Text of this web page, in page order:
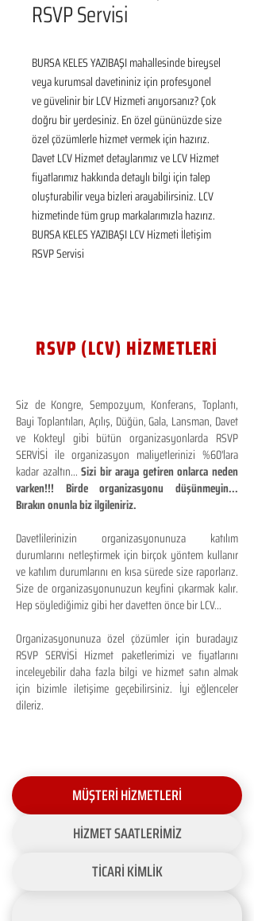
RSVP Servisi
BURSA KELES YAZIBAŞI mahallesinde bireysel
veya kurumsal davetininiz için profesyonel
ve güvelinir bir LCV Hizmeti arıyorsanız? Çok
doğru bir yerdesiniz. En özel gününüzde size
özel çözümlerle hizmet vermek için hazırız.
Davet LCV Hizmet detaylarımız ve LCV Hizmet
fiyatlarımız hakkında detaylı bilgi için talep
oluşturabilir veya bizleri arayabilirsiniz. LCV
hizmetinde tüm grup markalarımızla hazırız.
BURSA KELES YAZIBAŞI LCV Hizmeti İletişim
RSVP Servisi
RSVP (LCV) HİZMETLERİ
Siz de Kongre, Sempozyum, Konferans, Toplantı,
Bayi Toplantıları, Açılış, Düğün, Gala, Lansman, Davet
ve Kokteyl gibi bütün organizasyonlarda RSVP
SERVİSİ ile organizasyon maliyetlerinizi %60'lara
kadar azaltın...Sizi bir araya getiren onlarca neden
varken!!! Birde organizasyonu düşünmeyin...
Bırakın onunla biz ilgileniriz.
Davetlilerinizin organizasyonunuza katılım
durumlarını netleştirmek için birçok yöntem kullanır
ve katılım durumlarını en kısa sürede size raporlarız.
Size de organizasyonunuzun keyfini çıkarmak kalır.
Hep söylediğimiz gibi her davetten önce bir LCV...
Organizasyonunuza özel çözümler için buradayız
RSVP SERVİSİ Hizmet paketlerimizi ve fiyatlarını
inceleyebilir daha fazla bilgi ve hizmet satın almak
için bizimle iletişime geçebilirsiniz. İyi eğlenceler
dileriz.
MÜŞTERİ HİZMETLERİ
HİZMET SAATLERİMİZ
TİCARİ KİMLİK